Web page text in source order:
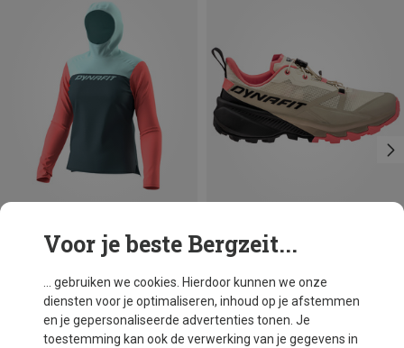
Je bespaart 31%
Dynafit
Dames Traverse 2 Schoenen
€ 126,20
Voor je beste Bergzeit...
... gebruiken we cookies. Hierdoor kunnen we onze
diensten voor je optimaliseren, inhoud op je afstemmen
en je gepersonaliseerde advertenties tonen. Je
toestemming kan ook de verwerking van je gegevens in